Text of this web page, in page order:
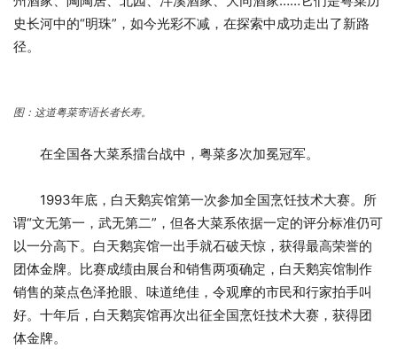
史长河中的“明珠”，如今光彩不减，在探索中成功走出了新路
径。
图：这道粤菜寄语长者长寿。
在全国各大菜系擂台战中，粤菜多次加冕冠军。
1993年底，白天鹅宾馆第一次参加全国烹饪技术大赛。所
谓“文无第一，武无第二”，但各大菜系依据一定的评分标准仍可
以一分高下。白天鹅宾馆一出手就石破天惊，获得最高荣誉的
团体金牌。比赛成绩由展台和销售两项确定，白天鹅宾馆制作
销售的菜点色泽抢眼、味道绝佳，令观摩的市民和行家拍手叫
好。十年后，白天鹅宾馆再次出征全国烹饪技术大赛，获得团
体金牌。